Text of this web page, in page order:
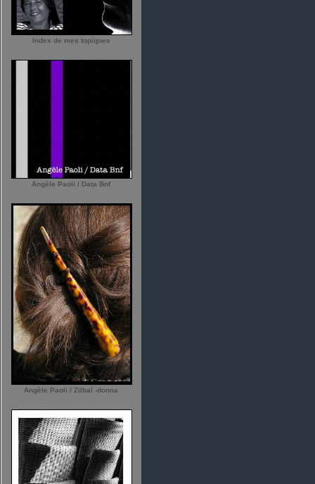
Index de mes topiques
Angèle Paoli / Data Bnf
Angèle Paoli / Zilbal -donna